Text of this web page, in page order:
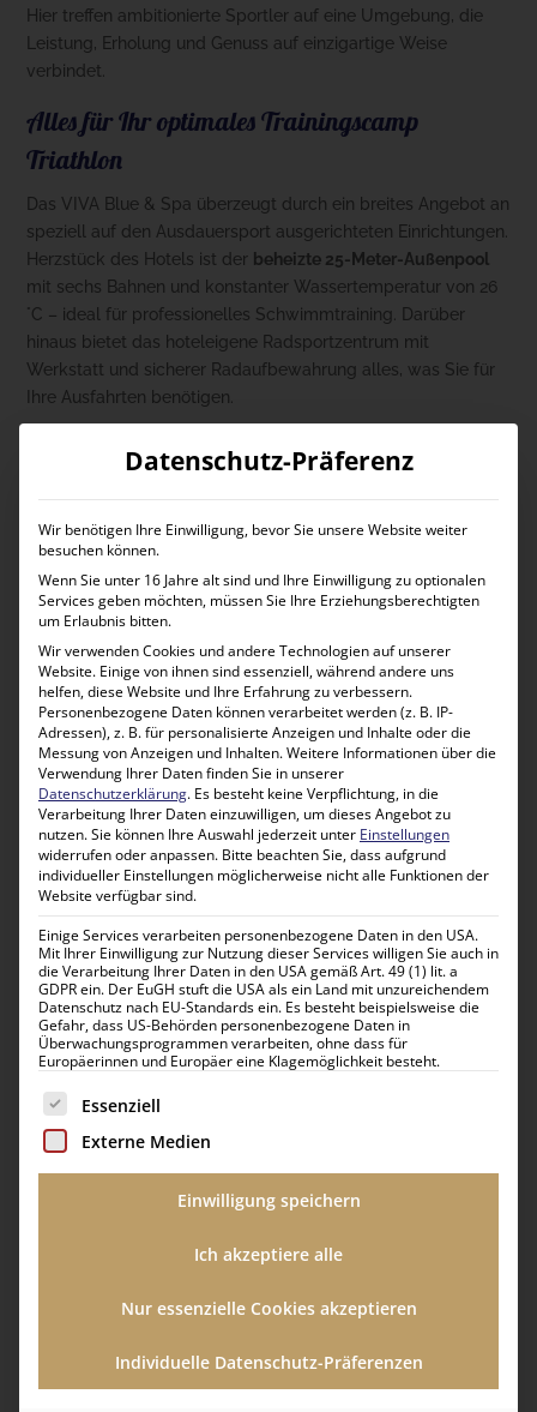
Hier treffen ambitionierte Sportler auf eine Umgebung, die
Leistung, Erholung und Genuss auf einzigartige Weise
verbindet.
Alles für Ihr optimales Trainingscamp
Triathlon
Das VIVA Blue & Spa überzeugt durch ein breites Angebot an
speziell auf den Ausdauersport ausgerichteten Einrichtungen.
Herzstück des Hotels ist der beheizte 25-Meter-Außenpool
mit sechs Bahnen und konstanter Wassertemperatur von 26
°C – ideal für professionelles Schwimmtraining. Darüber
hinaus bietet das hoteleigene Radsportzentrum mit
Werkstatt und sicherer Radaufbewahrung alles, was Sie für
Ihre Ausfahrten benötigen.
Kraft- und Cardio-Geräten, Functional-Training-Zonen und
freien Gewichten sorgt dafür, dass auch das Athletik- und
Regenerationstraining nicht zu kurz kommt. Ergänzt wird das
Angebot durch ein umfassendes Spa-Erlebnis – mit Indoor-
und Outdoor-Bereich, Sauna, Whirlpool und professioneller
Physiotherapie. Damit schaffen Sie ideale Voraussetzungen
Das hauseigene Buffet ist speziell auf Sportler ausgerichtet
und bietet energiereiche, gesunde und ausgewogene
Ernährung – abgestimmt auf Ihre Trainingsphasen und
Bedürfnisse.
Die Region rund um das Triathlonhotel Playa de
Muro: Radsport-Hotspot mit Meerblick
Die Umgebung des VIVA Blue zählt zu den beliebtesten
gelegen, starten Sie Ihre Radtouren entweder in Richtung der
spektakulären Anstiege ins Tramuntana-Gebirge in Angriff.
Diese Region ist nicht nur bekannt für ihre
Datenschutz-Präferenz
Wir benötigen Ihre Einwilligung, bevor Sie unsere Website weiter
besuchen können.
Wenn Sie unter 16 Jahre alt sind und Ihre Einwilligung zu optionalen
Services geben möchten, müssen Sie Ihre Erziehungsberechtigten
um Erlaubnis bitten.
Wir verwenden Cookies und andere Technologien auf unserer
Website. Einige von ihnen sind essenziell, während andere uns
helfen, diese Website und Ihre Erfahrung zu verbessern.
Personenbezogene Daten können verarbeitet werden (z. B. IP-
Adressen), z. B. für personalisierte Anzeigen und Inhalte oder die
Messung von Anzeigen und Inhalten.Weitere Informationen über die
Verwendung Ihrer Daten finden Sie in unserer
Datenschutzerklärung. Es besteht keine Verpflichtung, in die
Verarbeitung Ihrer Daten einzuwilligen, um dieses Angebot zu
nutzen.Sie können Ihre Auswahl jederzeit unter Einstellungen
widerrufen oder anpassen. Bitte beachten Sie, dass aufgrund
individueller Einstellungen möglicherweise nicht alle Funktionen der
Website verfügbar sind.
Einige Services verarbeiten personenbezogene Daten in den USA.
Mit Ihrer Einwilligung zur Nutzung dieser Services willigen Sie auch in
die Verarbeitung Ihrer Daten in den USA gemäß Art. 49 (1) lit. a
GDPR ein. Der EuGH stuft die USA als ein Land mit unzureichendem
Datenschutz nach EU-Standards ein. Es besteht beispielsweise die
Gefahr, dass US-Behörden personenbezogene Daten in
Überwachungsprogrammen verarbeiten, ohne dass für
Europäerinnen und Europäer eine Klagemöglichkeit besteht.
Es folgt eine Liste der Service-Gruppen, für die eine
Essenziell
Externe Medien
Einwilligung speichern
Ich akzeptiere alle
Nur essenzielle Cookies akzeptieren
Individuelle Datenschutz-Präferenzen